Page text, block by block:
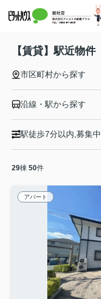
【賃貸】駅近物件
市区町村から探す
沿線・駅から探す
駅徒歩7分以内,募集中
29棟 50件
アパート